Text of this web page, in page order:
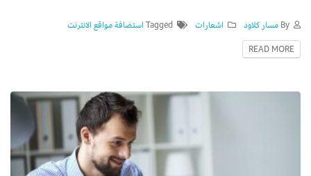
مسار كلاود اشعارات Tagged استضافة مواقع الانترنت
READ MORE